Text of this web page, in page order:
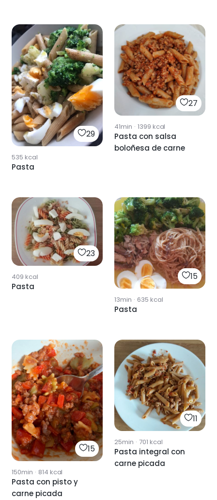
29
535 kcal
Pasta
27
41min · 1399 kcal
Pasta con salsa
boloñesa de carne
23
409 kcal
Pasta
15
13min · 635 kcal
Pasta
15
150min · 814 kcal
Pasta con pisto y
carne picada
11
25min · 701 kcal
Pasta integral con
carne picada